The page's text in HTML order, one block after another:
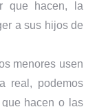
que hacen, la
a sus hijos de
menores usen
real, podemos
hacen o las